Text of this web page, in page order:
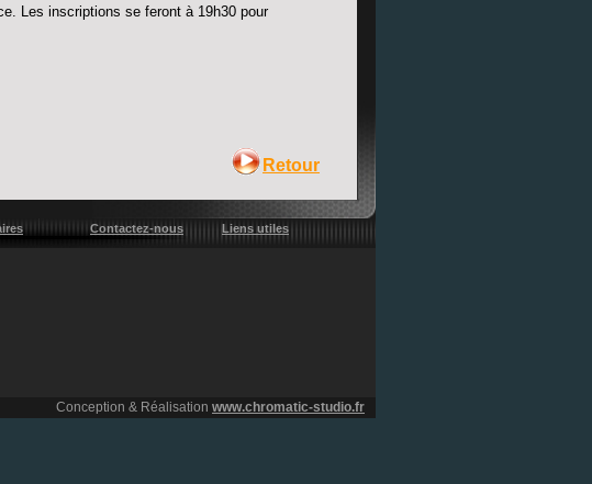
Les inscriptions se feront à 19h30 pour
Retour
Contactez-nous Liens utiles
Conception & Réalisation www.chromatic-studio.fr